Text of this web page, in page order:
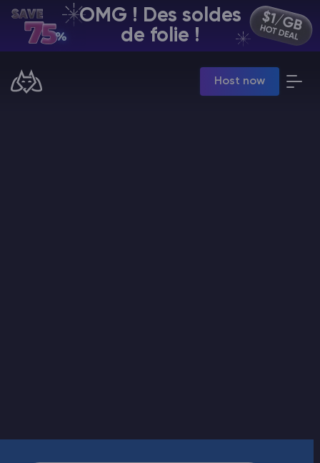
OMG ! Des soldes
de folie !
Host now
FR | USD
Manage your servers & payments